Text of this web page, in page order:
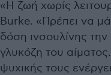
«Η ζωή χωρίς
Burke. «Πρέπει να
δόση ινσουλίνης
γλυκόζη του
ψυχικής τους